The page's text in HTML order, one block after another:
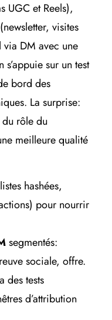
UGC et Reels),
visites
via DM avec une
sur un test
bord des
La surprise:
rôle du
meilleure qualité
hashées,
pour nourrir
segmentés:
sociale, offre.
des tests
d’attribution